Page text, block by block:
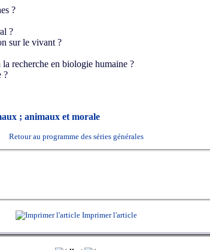
?
?
sur le vivant ?
recherche en biologie humaine ?
?
; animaux et morale
Retour au programme des séries générales
Imprimer l'article